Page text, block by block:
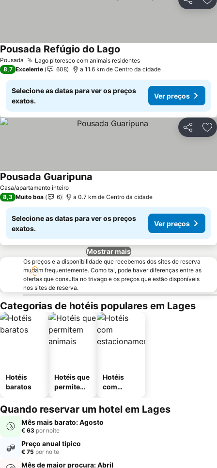
Partilhar
Pousada Lago pitoresco com animais residentes
Pousada Refúgio do Lago
8,7 Excelente 608 a 11.6 km de Centro da cidade
Selecione as datas para ver os preços
exatos.
Ver preços
Partilhar
Casa/apartamento inteiro
Pousada Guaripuna
8,3 Muito boa 6 a 0.7 km de Centro da cidade
Selecione as datas para ver os preços
exatos.
Ver preços
Mostrar mais
Os preços e a disponibilidade que recebemos dos sites de reserva
mudam frequentemente. Como tal, pode haver diferenças entre as
ofertas que consulta no trivago e os preços que estão disponíveis
nos sites de reserva.
Categorias de hotéis populares em Lages
Hotéis
baratos
Hotéis que
permitem
Hotéis
com
mento
Quando reservar um hotel em Lages
Mês mais barato: Agosto
€ 63 por noite
Preço anual típico
€ 75 por noite
Mês de maior procura: Abril